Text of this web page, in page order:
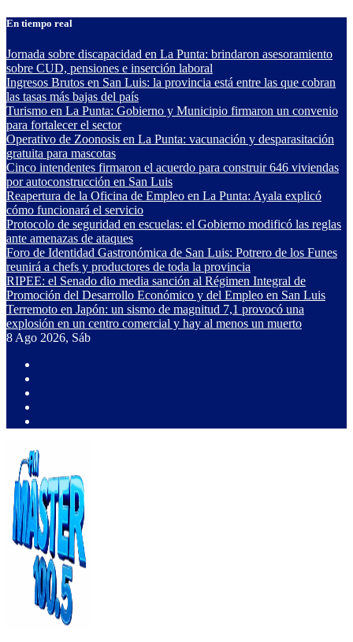
Saltar
contenido
En tiempo real
Jornada sobre discapacidad en La Punta: brindaron asesoramiento
sobre CUD, pensiones e inserción laboral
Ingresos Brutos en San Luis: la provincia está entre las que cobran
las tasas más bajas del país
Turismo en La Punta: Gobierno y Municipio firmaron un convenio
para fortalecer el sector
Operativo de Zoonosis en La Punta: vacunación y desparasitación
gratuita para mascotas
Cinco intendentes firmaron el acuerdo para construir 646 viviendas
por autoconstrucción en San Luis
Reapertura de la Oficina de Empleo en La Punta: Ayala explicó
cómo funcionará el servicio
Protocolo de seguridad en escuelas: el Gobierno modificó las reglas
ante amenazas de ataques
Foro de Identidad Gastronómica de San Luis: Potrero de los Funes
reunirá a chefs y productores de toda la provincia
RIPEE: el Senado dio media sanción al Régimen Integral de
Promoción del Desarrollo Económico y del Empleo en San Luis
Terremoto en Japón: un sismo de magnitud 7,1 provocó una
explosión en un centro comercial y hay al menos un muerto
8 Ago 2026, Sáb